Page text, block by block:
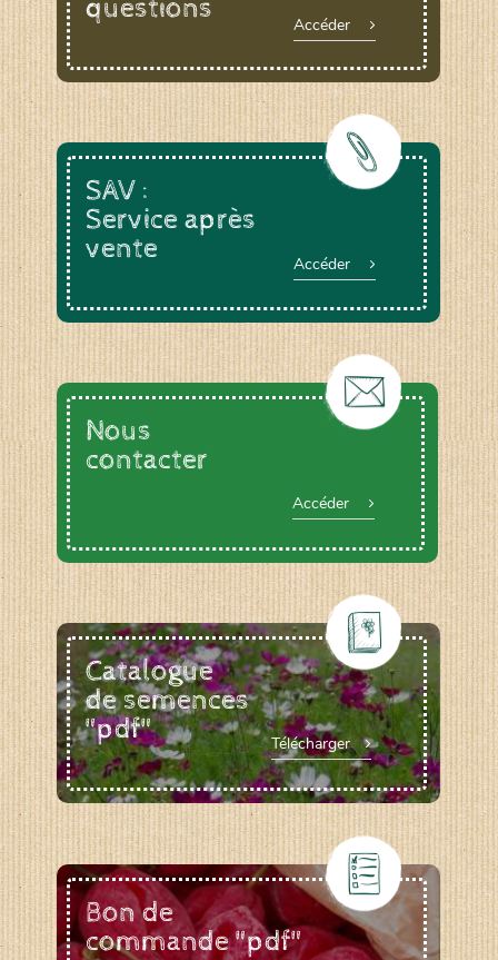
questions Accéder
SAV :
Service après
vente
Accéder
Nous
contacter
Accéder
Catalogue
de semences
"pdf"
Télécharger
Bon de
commande "pdf"